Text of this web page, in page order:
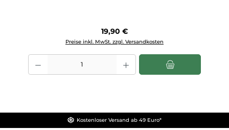
Regulärer Preis:
19,90 €
Preise inkl. MwSt. zzgl. Versandkosten
Produkt Anzahl: Gib den gewünschten Wert ein oder benutze die
Kostenloser Versand ab 49 Euro*